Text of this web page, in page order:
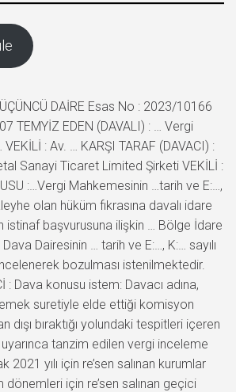
DAİRE Esas No : 2023/10166
TEMYİZ EDEN (DAVALI) : … Vergi
: Av. … KARŞI TARAF (DAVACI) :
Sanayi Ticaret Limited Şirketi VEKİLİ :
:…Vergi Mahkemesinin …tarih ve E:…,
olan hüküm fıkrasına davalı idare
istinaf başvurusuna ilişkin … Bölge İdare
Dairesinin … tarih ve E:…, K:… sayılı
bozulması istenilmektedir.
: Dava konusu istem: Davacı adına,
suretiyle elde ettiği komisyon
dışı bıraktığı yolundaki tespitleri içeren
tanzim edilen vergi inceleme
2021 yılı için re’sen salınan kurumlar
dönemleri için re’sen salınan geçici